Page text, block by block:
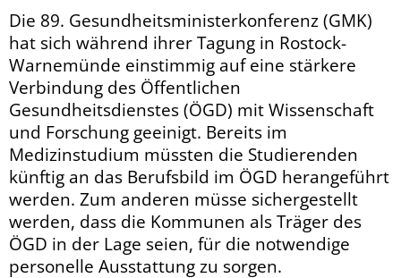
Die 89. Gesundheitsministerkonferenz (GMK)
hat sich während ihrer Tagung in Rostock-
Warnemünde einstimmig auf eine stärkere
Verbindung des Öffentlichen
Gesundheitsdienstes (ÖGD) mit Wissenschaft
und Forschung geeinigt. Bereits im
Medizinstudium müssten die Studierenden
künftig an das Berufsbild im ÖGD herangeführt
werden. Zum anderen müsse sichergestellt
werden, dass die Kommunen als Träger des
ÖGD in der Lage seien, für die notwendige
personelle Ausstattung zu sorgen.